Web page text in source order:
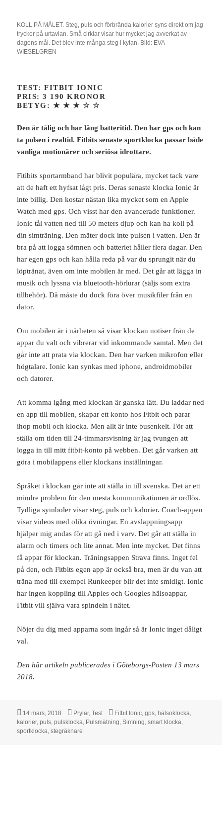
KOLL PÅ MÅLET. Steg, puls och förbrända kalorier syns direkt om jag
trycker på urtavlan. Små cirklar visar hur mycket jag avverkat av
dagens mål. Det blev inte många steg i kylan. Bild: EVA
WIESELGREN
TEST: FITBIT IONIC
PRIS: 3 190 KRONOR
BETYG: ★ ★ ★ ☆ ☆
Den är tålig och har lång batteritid. Den har gps och kan
ta pulsen i realtid. Fitbits senaste sportklocka passar både
vanliga motionärer och seriösa idrottare.
Fitibits sportarmband har blivit populära, mycket tack vare
att de haft ett hyfsat lågt pris. Deras senaste klocka Ionic är
inte billig. Den kostar nästan lika mycket som en Apple
Watch med gps. Och visst har den avancerade funktioner.
Ionic tål vatten ned till 50 meters djup och kan ha koll på
din simträning. Den mäter dock inte pulsen i vatten. Den är
bra på att logga sömnen och batteriet håller flera dagar. Den
har egen gps och kan hålla reda på var du sprungit när du
löptränat, även om inte mobilen är med. Det går att lägga in
musik och lyssna via bluetooth-hörlurar (säljs som extra
tillbehör). Då måste du dock föra över musikfiler från en
dator.
Om mobilen är i närheten så visar klockan notiser från de
appar du valt och vibrerar vid inkommande samtal. Men det
går inte att prata via klockan. Den har varken mikrofon eller
högtalare. Ionic kan synkas med iphone, androidmobiler
och datorer.
Att komma igång med klockan är ganska lätt. Du laddar ned
en app till mobilen, skapar ett konto hos Fitbit och parar
ihop mobil och klocka. Men allt är inte busenkelt. För att
ställa om tiden till 24-timmarsvisning är jag tvungen att
logga in till mitt fitbit-konto på webben. Det går varken att
göra i mobilappens eller klockans inställningar.
Språket i klockan går inte att ställa in till svenska. Det är ett
mindre problem för den mesta kommunikationen är ordlös.
Tydliga symboler visar steg, puls och kalorier. Coach-appen
visar videos med olika övningar. En avslappningsapp
hjälper mig andas för att gå ned i varv. Det går att ställa in
alarm och timers och lite annat. Men inte mycket. Det finns
få appar för klockan. Träningsappen Strava finns. Inget fel
på den, och Fitbits egen app är också bra, men är du van att
träna med till exempel Runkeeper blir det inte smidigt. Ionic
har ingen koppling till Apples och Googles hälsoappar,
Fitbit vill själva vara spindeln i nätet.
Nöjer du dig med apparna som ingår så är Ionic inget dåligt
val.
Den här artikeln publicerades i Göteborgs-Posten 13 mars
2018.
Postat
14 mars, 2018 Kategorier
Prylar,Test Taggar
Fitbit Ionic ,gps ,hälsoklocka
kalorier,puls ,pulsklocka Pulsmätning ,Simning ,smart klocka
sportklocka ,stegräknare